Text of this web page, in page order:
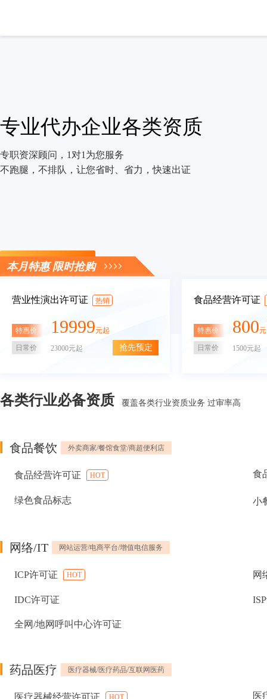
专业代办企业各类资质
专职资深顾问，1对1为您服务
不跑腿，不排队，让您省时、省力，快速出证
立即咨询
本月特惠 限时抢购
营业性演出许可证 热销
特惠价 19999元起
日常价 23000元起 抢先预定
食品经营许可证
特惠价 800
日常价 1500元起
各类行业必备资质 覆盖各类行业资质业务 过审率高
食品餐饮 外卖商家/餐馆食堂/商超便利店
食品经营许可证 HOT 食
绿色食品标志 小
网络/IT 网站运营/电商平台/增值电信服务
ICP许可证 HOT 网
IDC许可证
全网/地网呼叫中心许可证
药品医疗 医疗器械/医疗药品/互联网医药
医疗器械经营许可证 HOT 医